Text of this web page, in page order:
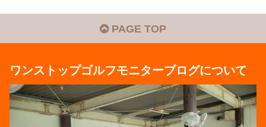
PAGE TOP
ワンストップゴルフモニターブログについて